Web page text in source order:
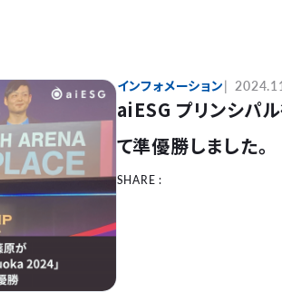
インフォメーション
aiESG プリンシ
て準優勝しました。
SHARE :